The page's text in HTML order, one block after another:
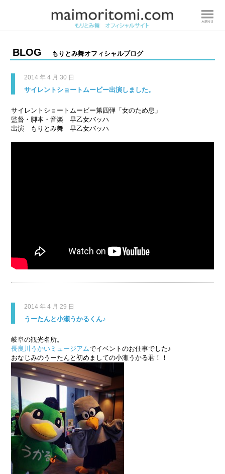
BLOG もりとみ舞オフィシャルブログ
2014 年 4 月 30 日
サイレントショートムービー出演しました。
サイレントショートムービー第四弾「女のため息」
監督・脚本・音楽 早乙女バッハ
出演 もりとみ舞 早乙女バッハ
2014 年 4 月 29 日
うーたんと小瀬うかるくん♪
岐阜の観光名所。
長良川うかいミュージアムでイベントのお仕事でした♪
おなじみのうーたんと初めましての小瀬うかる君！！